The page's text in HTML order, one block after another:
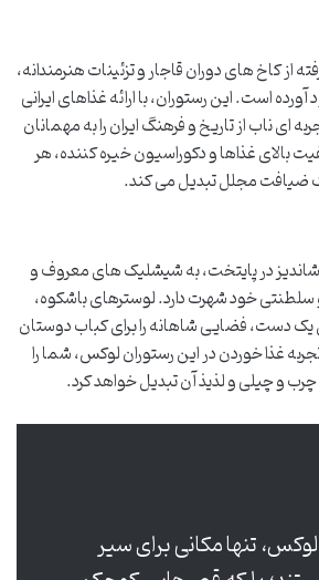
از کاخ های دوران قاجار و تزئینات هنرمندانه،
است. این رستوران، با ارائه غذاهای ایرانی
ای ناب از تاریخ و فرهنگ ایران را به مهمانان
غذاها و دکوراسیون خیره کننده، هر
ضیافت مجلل تبدیل می کند.
در پایتخت، به شیشلیک های معروف و
سلطنتی خود شهرت دارد. لوسترهای باشکوه،
دست، فضایی شاهانه را برای کباب دوستان
غذا خوردن در این رستوران لوکس، شما را
و چیلی و لذیذ آن تبدیل خواهد کرد.
تنها مکانی برای سیر